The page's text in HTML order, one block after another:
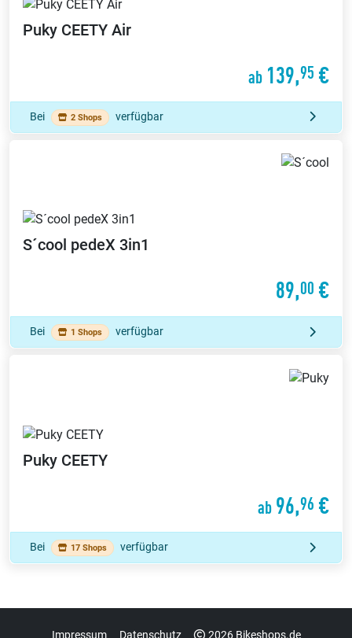
Puky CEETY Air
ab 139,95 €
Bei 2 Shops verfügbar
S´cool pedeX 3in1
89,00 €
Bei 1 Shops verfügbar
Puky CEETY
ab 96,96 €
Bei 17 Shops verfügbar
Impressum Datenschutz 2026 Bikeshops.de